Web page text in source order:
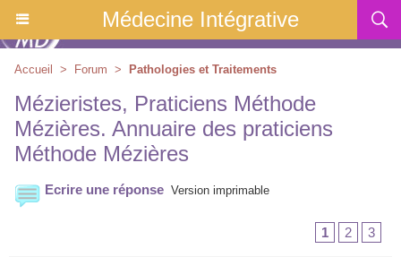
Médecine Intégrative
Accueil > Forum > Pathologies et Traitements
Mézieristes, Praticiens Méthode
Mézières. Annuaire des praticiens
Méthode Mézières
Ecrire une réponse Version imprimable
1 2 3